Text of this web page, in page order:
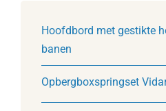
Hoofdbord met gestikte
banen
Opbergboxspringset